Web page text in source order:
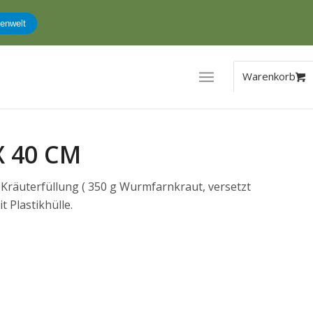
40 CM
( 350 g Wurmfarnkraut, versetzt
Plastikhülle.